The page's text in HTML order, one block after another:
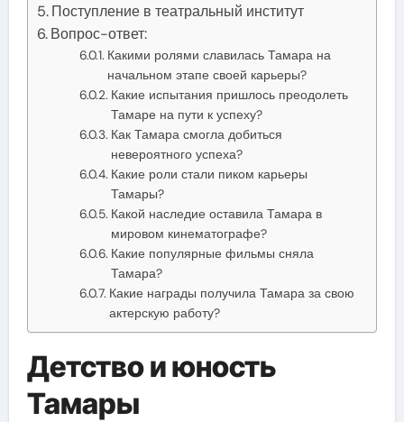
Поступление в театральный институт
Вопрос-ответ:
Какими ролями славилась Тамара на
начальном этапе своей карьеры?
Какие испытания пришлось преодолеть
Тамаре на пути к успеху?
Как Тамара смогла добиться
невероятного успеха?
Какие роли стали пиком карьеры
Тамары?
Какой наследие оставила Тамара в
мировом кинематографе?
Какие популярные фильмы сняла
Тамара?
Какие награды получила Тамара за свою
актерскую работу?
Детство и юность
Тамары